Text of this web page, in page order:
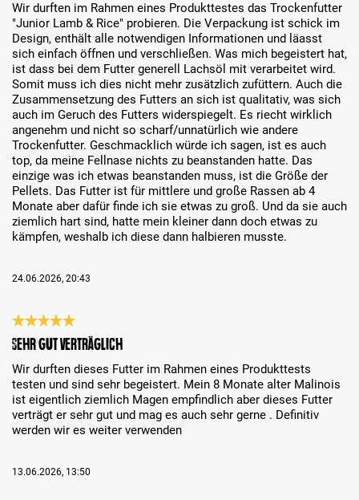
Wir durften im Rahmen eines Produkttestes das Trockenfutter
"Junior Lamb & Rice" probieren. Die Verpackung ist schick im
Design, enthält alle notwendigen Informationen und läasst
sich einfach öffnen und verschließen. Was mich begeistert hat,
ist dass bei dem Futter generell Lachsöl mit verarbeitet wird.
Somit muss ich dies nicht mehr zusätzlich zufüttern. Auch die
Zusammensetzung des Futters an sich ist qualitativ, was sich
auch im Geruch des Futters widerspiegelt. Es riecht wirklich
angenehm und nicht so scharf/unnatürlich wie andere
Trockenfutter. Geschmacklich würde ich sagen, ist es auch
top, da meine Fellnase nichts zu beanstanden hatte. Das
einzige was ich etwas beanstanden muss, ist die Größe der
Pellets. Das Futter ist für mittlere und große Rassen ab 4
Monate aber dafür finde ich sie etwas zu groß. Und da sie auch
ziemlich hart sind, hatte mein kleiner dann doch etwas zu
kämpfen, weshalb ich diese dann halbieren musste.
24.06.2026, 20:43
Recenzja z oceną 5 spośród 5 gwiazdek
Sehr gut verträglich
Wir durften dieses Futter im Rahmen eines Produkttests
testen und sind sehr begeistert. Mein 8 Monate alter Malinois
ist eigentlich ziemlich Magen empfindlich aber dieses Futter
verträgt er sehr gut und mag es auch sehr gerne . Definitiv
werden wir es weiter verwenden
13.06.2026, 13:50